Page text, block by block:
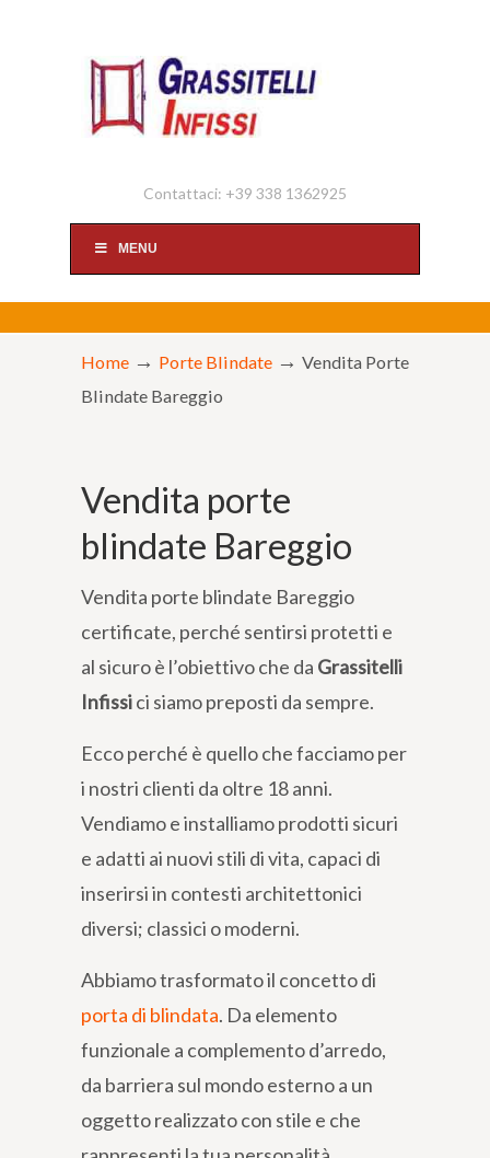
Contattaci: +39 338 1362925
MENU
Home → Porte Blindate → Vendita Porte
Blindate Bareggio
Vendita porte
blindate Bareggio
Vendita porte blindate Bareggio
certificate, perché sentirsi protetti e
al sicuro è l’obiettivo che da Grassitelli
Infissici siamo preposti da sempre.
Ecco perché è quello che facciamo per
i nostri clienti da oltre 18 anni.
Vendiamo e installiamo prodotti sicuri
e adatti ai nuovi stili di vita, capaci di
inserirsi in contesti architettonici
diversi; classici o moderni.
Abbiamo trasformato il concetto di
porta di blindata. Da elemento
funzionale a complemento d’arredo,
da barriera sul mondo esterno a un
oggetto realizzato con stile e che